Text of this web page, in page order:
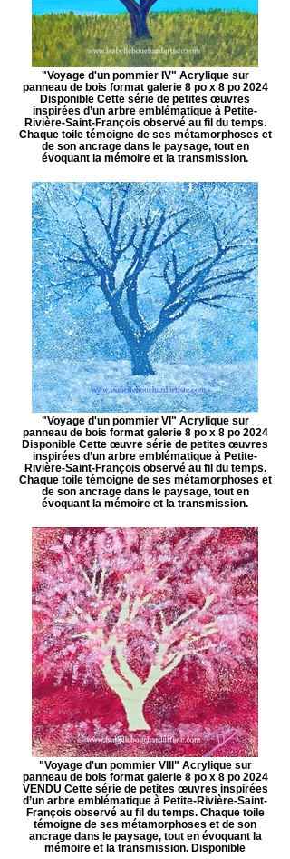
"Voyage d'un pommier IV" Acrylique sur
panneau de bois format galerie 8 po x 8 po 2024
Disponible Cette série de petites œuvres
inspirées d’un arbre emblématique à Petite-
Rivière-Saint-François observé au fil du temps.
Chaque toile témoigne de ses métamorphoses et
de son ancrage dans le paysage, tout en
évoquant la mémoire et la transmission.
"Voyage d'un pommier VI" Acrylique sur
panneau de bois format galerie 8 po x 8 po 2024
Disponible Cette œuvre série de petites œuvres
inspirées d’un arbre emblématique à Petite-
Rivière-Saint-François observé au fil du temps.
Chaque toile témoigne de ses métamorphoses et
de son ancrage dans le paysage, tout en
évoquant la mémoire et la transmission.
"Voyage d'un pommier VIII" Acrylique sur
panneau de bois format galerie 8 po x 8 po 2024
VENDU Cette série de petites œuvres inspirées
d’un arbre emblématique à Petite-Rivière-Saint-
François observé au fil du temps. Chaque toile
témoigne de ses métamorphoses et de son
ancrage dans le paysage, tout en évoquant la
mémoire et la transmission. Disponible